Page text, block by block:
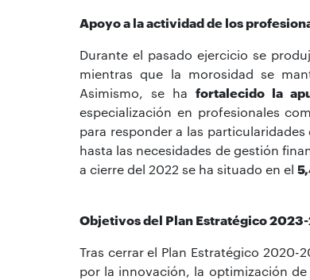
Apoyo a la actividad de los
Durante el pasado ejercicio se
mientras que la morosidad se
Asimismo, se ha fortalecido la
especialización en profesionales
para responder a las
hasta las necesidades de gestión
a cierre del 2022 se ha situado en el
Objetivos del Plan Estratégico
Tras cerrar el Plan Estratégico
por la innovación, la optimización